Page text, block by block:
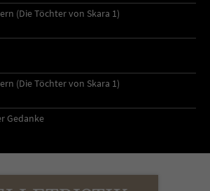
(Die Töchter von Skara 1)
(Die Töchter von Skara 1)
Gedanke